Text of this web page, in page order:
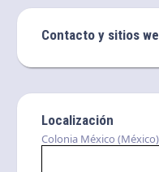
Contacto y sitios
Localización
Colonia México (México)